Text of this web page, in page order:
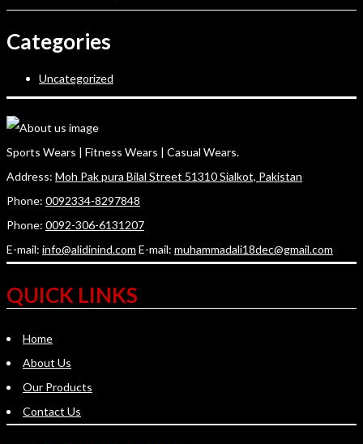
Categories
Uncategorized
Sports Wears | Fitness Wears | Casual Wears.
Address: Moh Pak pura Bilal Street 51310 Sialkot, Pakistan
Phone: 0092334-8297848
Phone: 0092-306-6131207
E-mail: info@alidinind.com E-mail: muhammadali18dec@gmail.com
QUICK LINKS
Home
About Us
Our Products
Contact Us